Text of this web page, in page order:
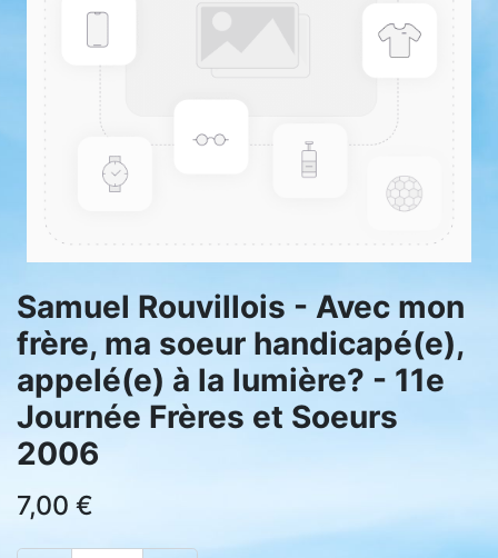
Samuel Rouvillois - Avec mon
frère, ma soeur handicapé(e),
appelé(e) à la lumière? - 11e
Journée Frères et Soeurs
2006
7,00 €